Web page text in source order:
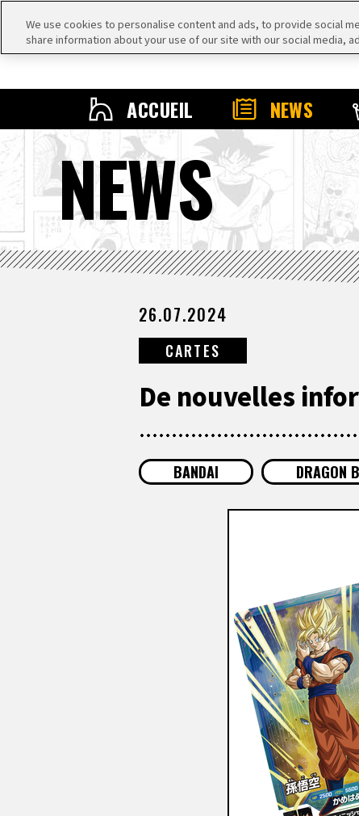
ACCUEIL NEWS
NEWS
26.07.2024
CARTES
De nouvelles
BANDAI DRAGON
We use cookies to personalise content and ads, to provide social
share information about your use of our site with our social media,